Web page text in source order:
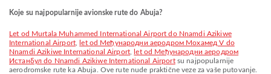
Koje su najpopularnije avionske rute do Abuja?
let od Murtala Muhammed International Airport do Nnamdi Azikiwe
International Airport,
let od Међународни аеродром Мохамед V do
Nnamdi Azikiwe International Airport
let od Међународни аеродром
Истанбул do Nnamdi Azikiwe International Airportsu najpopularnije
aerodromske rute ka Abuja. Ove rute nude praktične veze za vaše putovanje.